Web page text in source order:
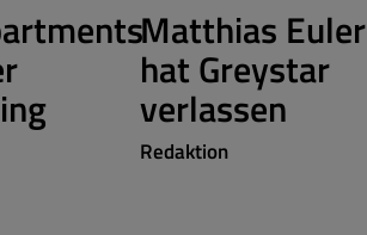
Matthias Euler
hat Greystar
verlassen
Redaktion